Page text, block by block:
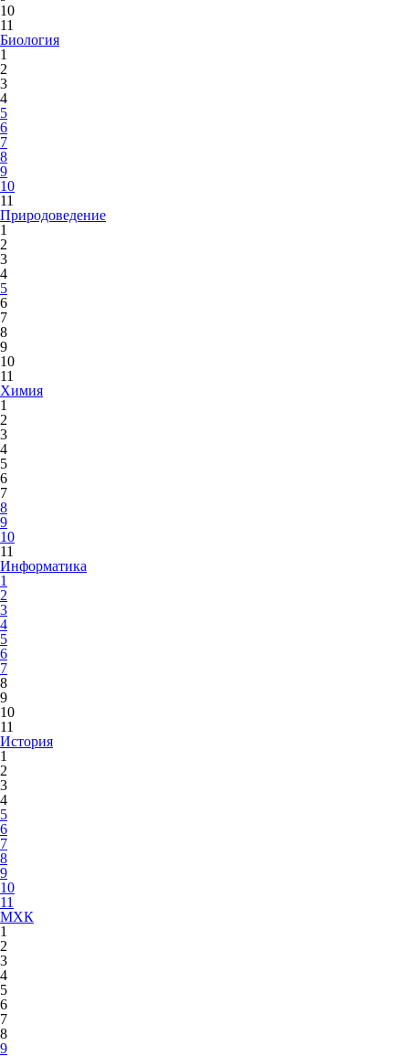
10
11
Биология
1
2
3
4
5
6
7
8
9
10
11
Природоведение
1
2
3
4
5
6
7
8
9
10
11
Химия
1
2
3
4
5
6
7
8
9
10
11
Информатика
1
2
3
4
5
6
7
8
9
10
11
История
1
2
3
4
5
6
7
8
9
10
11
МХК
1
2
3
4
5
6
7
8
9